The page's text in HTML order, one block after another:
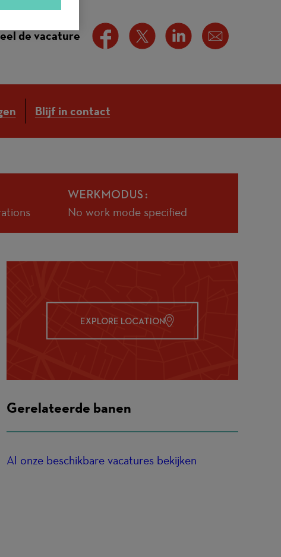
de vacature
Blijf in contact
WERKMODUS
No work mode specified
EXPLORE LOCATION
Gerelateerde banen
Al onze beschikbare vacatures bekijken